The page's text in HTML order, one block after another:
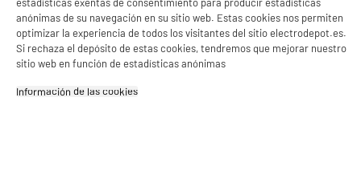
product_anchor_characteristics
2€96
anónimas de su navegación en su sitio web. Estas cookies nos permiten
optimizar la experiencia de todos los visitantes del sitio electrodepot.es.
Si rechaza el depósito de estas cookies, tendremos que mejorar nuestro
sitio web en función de estadísticas anónimas
Información de las cookies‎